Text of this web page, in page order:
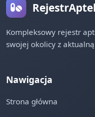
Kompleksowy rejestr
swojej okolicy z
Nawigacja
Strona główna